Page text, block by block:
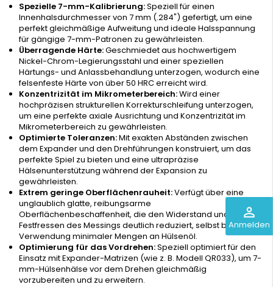
perm_identity
Anmelden
Spezielle 7-mm-Kalibrierung:Speziell für einen
Innenhalsdurchmesser von 7 mm (.284") gefertigt, um eine
perfekt gleichmäßige Aufweitung und ideale Halsspannung
für gängige 7-mm-Patronen zu gewährleisten.
Überragende Härte:Geschmiedet aus hochwertigem
Nickel-Chrom-Legierungsstahl und einer speziellen
Härtungs- und Anlassbehandlung unterzogen, wodurch eine
felsenfeste Härte von über 50 HRC erreicht wird.
Konzentrizität im Mikrometerbereich:Wird einer
hochpräzisen strukturellen Korrekturschleifung unterzogen,
um eine perfekte axiale Ausrichtung und Konzentrizität im
Mikrometerbereich zu gewährleisten.
Optimierte Toleranzen:Mit exakten Abständen zwischen
dem Expander und den Drehführungen konstruiert, um das
perfekte Spiel zu bieten und eine ultrapräzise
Hälsenunterstützung während der Expansion zu
gewährleisten.
Extrem geringe Oberflächenrauheit:Verfügt über eine
unglaublich glatte, reibungsarme
Oberflächenbeschaffenheit, die den Widerstand und das
Festfressen des Messings deutlich reduziert, selbst bei
Verwendung minimaler Mengen an Hülsenöl.
Optimierung für das Vordrehen:Speziell optimiert für den
Einsatz mit Expander-Matrizen (wie z. B. Modell QR033), um 7-
mm-Hülsenhälse vor dem Drehen gleichmäßig
vorzubereiten und zu erweitern.